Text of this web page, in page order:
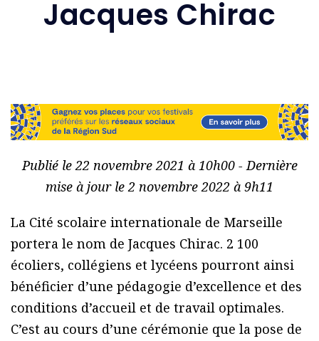
Jacques Chirac
Publié le 22 novembre 2021 à 10h00 - Dernière
mise à jour le 2 novembre 2022 à 9h11
La Cité scolaire internationale de Marseille
portera le nom de Jacques Chirac. 2 100
écoliers, collégiens et lycéens pourront ainsi
bénéficier d’une pédagogie d’excellence et des
conditions d’accueil et de travail optimales.
C’est au cours d’une cérémonie que la pose de